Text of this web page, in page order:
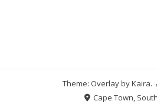
Theme: Overlay byKaira.
Cape Town,